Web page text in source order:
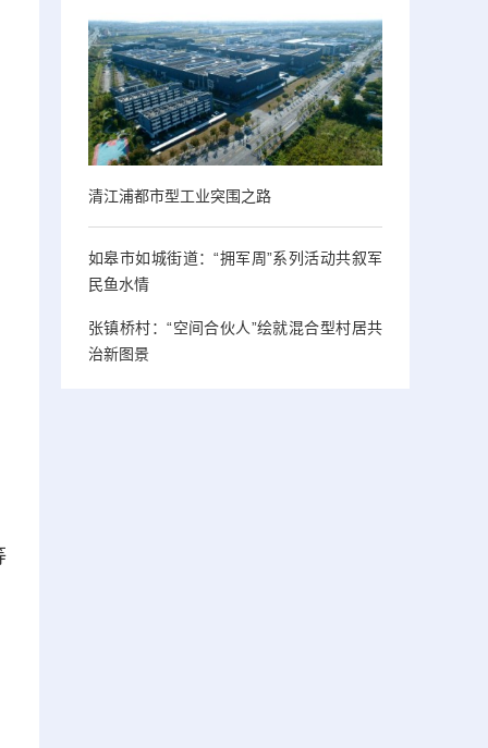
清江浦都市型工业突围之路
如皋市如城街道：“拥军周”系列活动共叙军
民鱼水情
张镇桥村：“空间合伙人”绘就混合型村居共
治新图景